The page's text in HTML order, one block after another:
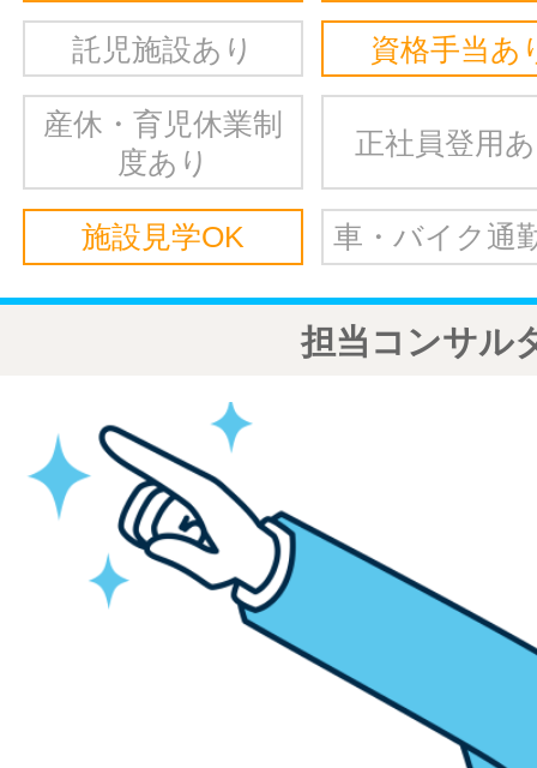
託児施設あり 資格手当あ
産休・育児休業制
度あり
正社員登用
施設見学OK 車・バイク通
担当コンサル